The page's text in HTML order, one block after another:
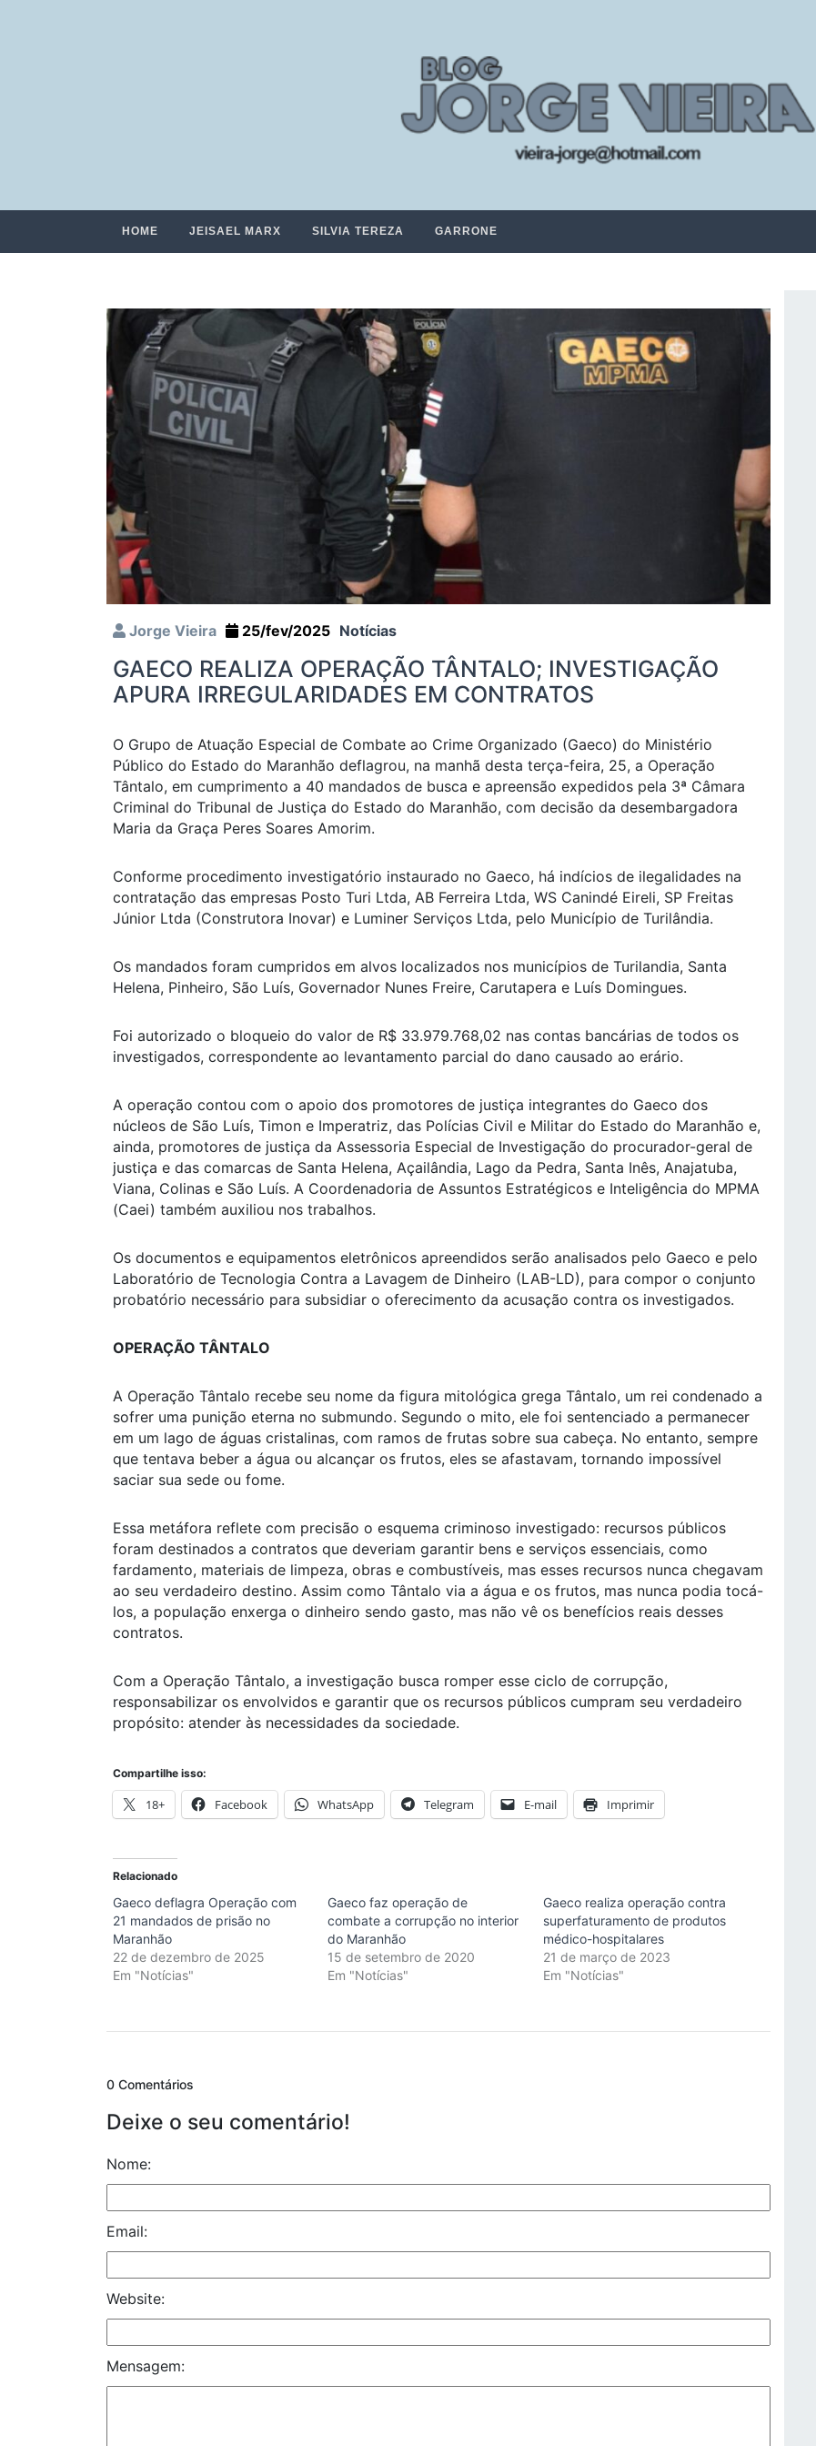
HOME JEISAEL MARX SILVIA TEREZA GARRONE
Jorge Vieira 25/fev/2025 Notícias
GAECO REALIZA OPERAÇÃO TÂNTALO; INVESTIGAÇÃO
APURA IRREGULARIDADES EM CONTRATOS
O Grupo de Atuação Especial de Combate ao Crime Organizado (Gaeco) do Ministério
Público do Estado do Maranhão deflagrou, na manhã desta terça-feira, 25, a Operação
Tântalo, em cumprimento a 40 mandados de busca e apreensão expedidos pela 3ª Câmara
Criminal do Tribunal de Justiça do Estado do Maranhão, com decisão da desembargadora
Maria da Graça Peres Soares Amorim.
Conforme procedimento investigatório instaurado no Gaeco, há indícios de ilegalidades na
contratação das empresas Posto Turi Ltda, AB Ferreira Ltda, WS Canindé Eireli, SP Freitas
Júnior Ltda (Construtora Inovar) e Luminer Serviços Ltda, pelo Município de Turilândia.
Os mandados foram cumpridos em alvos localizados nos municípios de Turilandia, Santa
Helena, Pinheiro, São Luís, Governador Nunes Freire, Carutapera e Luís Domingues.
Foi autorizado o bloqueio do valor de R$ 33.979.768,02 nas contas bancárias de todos os
investigados, correspondente ao levantamento parcial do dano causado ao erário.
A operação contou com o apoio dos promotores de justiça integrantes do Gaeco dos
núcleos de São Luís, Timon e Imperatriz, das Polícias Civil e Militar do Estado do Maranhão e,
ainda, promotores de justiça da Assessoria Especial de Investigação do procurador-geral de
justiça e das comarcas de Santa Helena, Açailândia, Lago da Pedra, Santa Inês, Anajatuba,
Viana, Colinas e São Luís. A Coordenadoria de Assuntos Estratégicos e Inteligência do MPMA
(Caei) também auxiliou nos trabalhos.
Os documentos e equipamentos eletrônicos apreendidos serão analisados pelo Gaeco e pelo
Laboratório de Tecnologia Contra a Lavagem de Dinheiro (LAB-LD), para compor o conjunto
probatório necessário para subsidiar o oferecimento da acusação contra os investigados.
OPERAÇÃO TÂNTALO
A Operação Tântalo recebe seu nome da figura mitológica grega Tântalo, um rei condenado a
sofrer uma punição eterna no submundo. Segundo o mito, ele foi sentenciado a permanecer
em um lago de águas cristalinas, com ramos de frutas sobre sua cabeça. No entanto, sempre
que tentava beber a água ou alcançar os frutos, eles se afastavam, tornando impossível
saciar sua sede ou fome.
Essa metáfora reflete com precisão o esquema criminoso investigado: recursos públicos
foram destinados a contratos que deveriam garantir bens e serviços essenciais, como
fardamento, materiais de limpeza, obras e combustíveis, mas esses recursos nunca chegavam
ao seu verdadeiro destino. Assim como Tântalo via a água e os frutos, mas nunca podia tocá-
los, a população enxerga o dinheiro sendo gasto, mas não vê os benefícios reais desses
contratos.
Com a Operação Tântalo, a investigação busca romper esse ciclo de corrupção,
responsabilizar os envolvidos e garantir que os recursos públicos cumpram seu verdadeiro
propósito: atender às necessidades da sociedade.
Compartilhe isso:
18+ Facebook WhatsApp Telegram E-mail Imprimir
Relacionado
Gaeco deflagra Operação com
21 mandados de prisão no
Maranhão
22 de dezembro de 2025
Em "Notícias"
Gaeco faz operação de
combate a corrupção no interior
do Maranhão
15 de setembro de 2020
Em "Notícias"
Gaeco realiza operação contra
superfaturamento de produtos
médico-hospitalares
21 de março de 2023
Em "Notícias"
0 Comentários
Deixe o seu comentário!
Nome:
Email:
Website:
Mensagem: